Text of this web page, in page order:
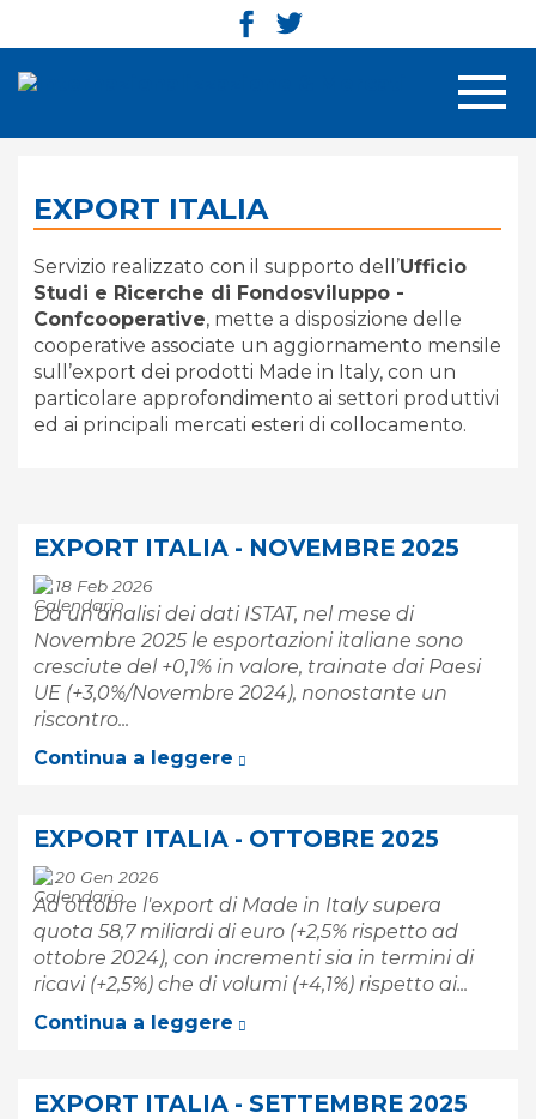
EXPORT ITALIA
Servizio realizzato con il supporto dell’Ufficio
Studi e Ricerche di Fondosviluppo -
Confcooperative, mette a disposizione delle
cooperative associate un aggiornamento mensile
sull’export dei prodotti Made in Italy, con un
particolare approfondimento ai settori produttivi
ed ai principali mercati esteri di collocamento.
EXPORT ITALIA - NOVEMBRE 2025
18 Feb 2026
Da un'analisi dei dati ISTAT, nel mese di
Novembre 2025 le esportazioni italiane sono
cresciute del +0,1% in valore, trainate dai Paesi
UE (+3,0%/Novembre 2024), nonostante un
riscontro...
Continua a leggere
EXPORT ITALIA - OTTOBRE 2025
20 Gen 2026
Ad ottobre l'export di Made in Italy supera
quota 58,7 miliardi di euro (+2,5% rispetto ad
ottobre 2024), con incrementi sia in termini di
ricavi (+2,5%) che di volumi (+4,1%) rispetto ai...
Continua a leggere
EXPORT ITALIA - SETTEMBRE 2025